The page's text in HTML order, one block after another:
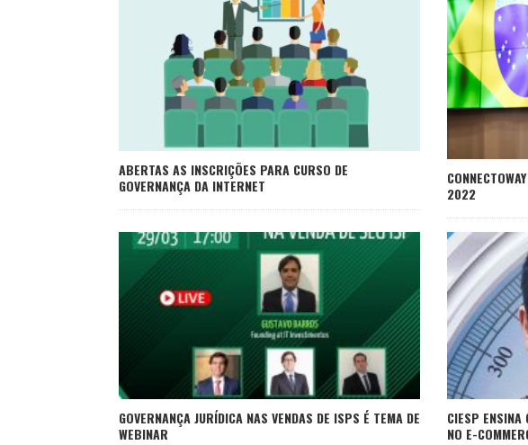
ABERTAS AS INSCRIÇÕES PARA CURSO DE
GOVERNANÇA DA INTERNET
2022
GOVERNANÇA JURÍDICA NAS VENDAS DE ISPS É TEMA DE
WEBINAR
CIESP ENSINA
NO E-